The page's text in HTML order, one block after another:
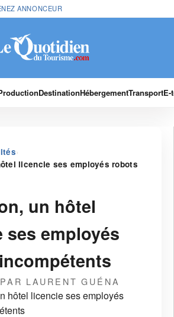
ANNONCEUR
DestinationHébergementTransport
›
licencie ses employés robots
un hôtel
ses employés
PAR LAURENT GUÉNA